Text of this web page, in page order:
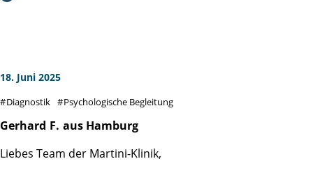
Auch die direkten Gespräche mit den Ärzten waren immer
Die 6 OP-Vorbereitungskurse kann ich jedem nur ans Herz
(https://www.martini-klinik.de/therapie/op-
18. Juni 2025
Diagnostik Psychologische Begleitung
Gerhard F. aus Hamburg
Liebes Team der Martini-Klinik,